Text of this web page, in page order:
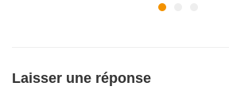
Laisser une réponse